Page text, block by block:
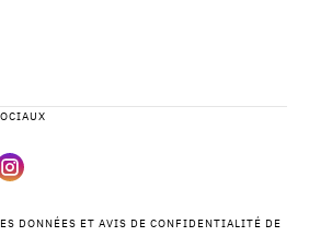
DONNÉES ET AVIS DE CONFIDENTIALITÉ DE